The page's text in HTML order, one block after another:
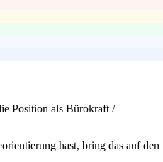
Position als Bürokraft /
hast, bring das auf den